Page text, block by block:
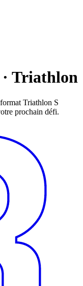
· Triathlon
Triathlon S
prochain défi.